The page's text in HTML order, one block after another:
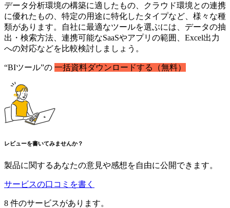
データ分析環境の構築に適したもの、クラウド環境との連携
に優れたもの、特定の用途に特化したタイプなど、様々な種
類があります。自社に最適なツールを選ぶには、データの抽
出・検索方法、連携可能なSaaSやアプリの範囲、Excel出力
への対応などを比較検討しましょう。
“BIツール”の 一括資料ダウンロードする（無料）
レビューを書いてみませんか？
製品に関するあなたの意見や感想を自由に公開できます。
サービスの口コミを書く
8 件のサービスがあります。